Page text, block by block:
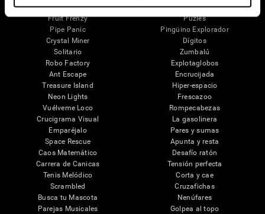
Mini Crucigrama
Fruit Frenzy
Pipe Panic
Crystal Miner
Solitario
Robo Factory
Ant Escape
Treasure Island
Neon Lights
Vuélveme Loco
Crucigrama Visual
Emparéjalo
Space Rescue
Caos Matemático
Carrera de Canicas
Tenis Melódico
Scrambled
Busca tu Mascota
Parejas Musicales
Línea de Caramelos
Puzles
Pingüino Explorador
Dígitos
Zumbalú
Explotaglobos
Encrucijada
Hiper-espacio
Frescazoo
Rompecabezas
La gasolinera
Pares y sumas
Apunta y resta
Desafío ratón
Tensión perfecta
Corta y cae
Cruzafichas
Nenúfares
Golpea al topo